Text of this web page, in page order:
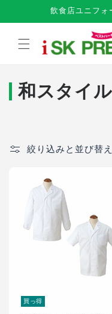
進む
飲食店ユニフォ
コ
ク
和スタイル
絞り込みと並び替え
買っ得